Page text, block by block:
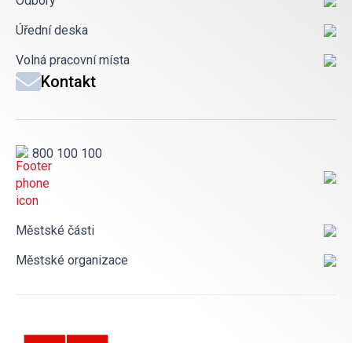
Úřední deska
Volná pracovní místa
Kontakt
800 100 100
Městské části
Městské organizace